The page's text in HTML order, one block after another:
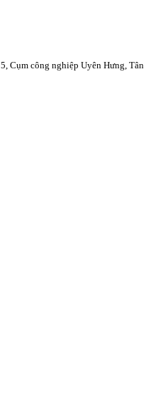
Cụm công nghiệp Uyên Hưng, Tân